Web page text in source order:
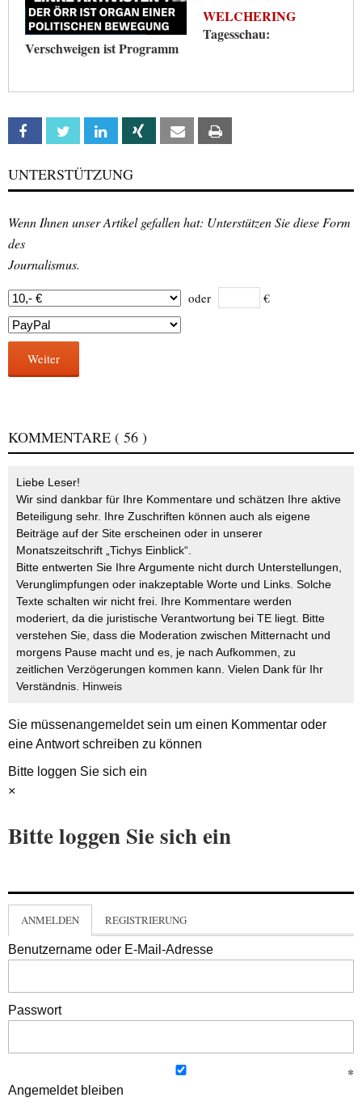
WELCHERING
Tagesschau:
Verschweigen ist Programm
Facebook Twitter Linkedin Xing Email
UNTERSTÜTZUNG
Wenn Ihnen unser Artikel gefallen hat: Unterstützen Sie diese Form
des
Journalismus.
oder €
Weiter
KOMMENTARE ( 56 )
Liebe Leser!
Wir sind dankbar für Ihre Kommentare und schätzen Ihre aktive
Beteiligung sehr. Ihre Zuschriften können auch als eigene
Beiträge auf der Site erscheinen oder in unserer
Monatszeitschrift „Tichys Einblick“.
Bitte entwerten Sie Ihre Argumente nicht durch Unterstellungen,
Verunglimpfungen oder inakzeptable Worte und Links. Solche
Texte schalten wir nicht frei. Ihre Kommentare werden
moderiert, da die juristische Verantwortung bei TE liegt. Bitte
verstehen Sie, dass die Moderation zwischen Mitternacht und
morgens Pause macht und es, je nach Aufkommen, zu
zeitlichen Verzögerungen kommen kann. Vielen Dank für Ihr
Verständnis. Hinweis
Sie müssenangemeldetsein um einen Kommentar oder
eine Antwort schreiben zu können
Bitte loggen Sie sich ein
×
Bitte loggen Sie sich ein
ANMELDEN REGISTRIERUNG
Benutzername oder E-Mail-Adresse
Passwort
Angemeldet bleiben